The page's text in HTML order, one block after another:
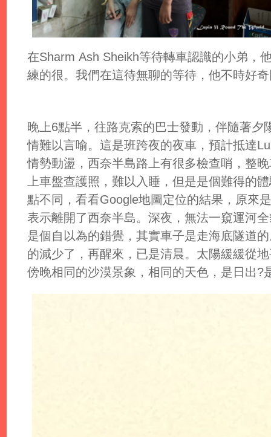
在Sharm Ash Sheikh等待轉車認識的小弟，
練的很。我們在這待無聊的等待，他不時好
晚上6點半，往路克索的巴士發動，伴隨著夕
情難以言喻。這是班跨夜的夜車，預計抵達
情勢動盪，西奈半島路上有很多檢查哨，整
上車盤查護照，難以入睡，但是是個難得的
點不同，看看Google地圖定位的結果，原來
表示離開了西奈半島。深夜，無法一窺運河
是個自以為的錯覺，其實車子是走海底隧道
的減少了，再醒來，已是清晨。太陽緩緩從
傍晚相同的沙漠景象，相同的天色，是日出?